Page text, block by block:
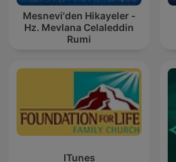
Mesnevi'den Hikayeler -
Hz. Mevlana Celaleddin
Rumi
ITunes